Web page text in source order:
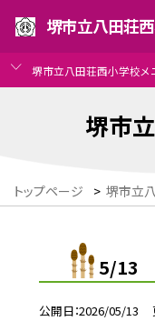
堺市立八田荘
堺市立八田荘西小学校メ
堺市
トップページ > 堺市立
5/13
公開日 2026/05/13